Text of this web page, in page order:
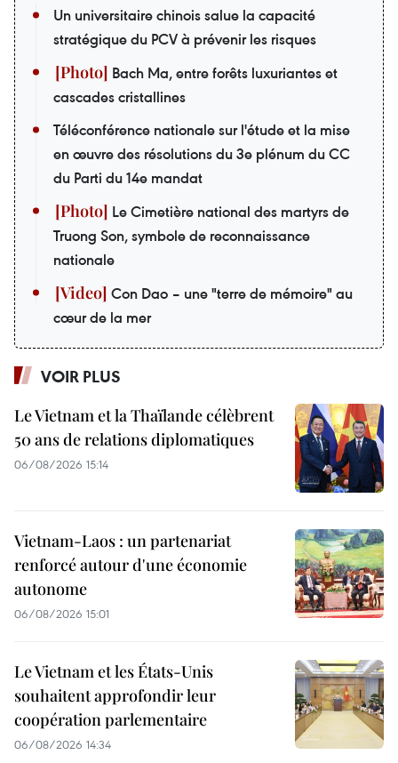
Un universitaire chinois salue la capacité
stratégique du PCV à prévenir les risques
Bach Ma, entre forêts luxuriantes et
cascades cristallines
Téléconférence nationale sur l'étude et la mise
en œuvre des résolutions du 3e plénum du CC
du Parti du 14e mandat
Le Cimetière national des martyrs de
Truong Son, symbole de reconnaissance
nationale
Con Dao – une "terre de mémoire" au
cœur de la mer
VOIR PLUS
Le Vietnam et la Thaïlande célèbrent
50 ans de relations diplomatiques
06/08/2026 15:14
Vietnam-Laos : un partenariat
renforcé autour d'une économie
autonome
06/08/2026 15:01
Le Vietnam et les États-Unis
souhaitent approfondir leur
coopération parlementaire
06/08/2026 14:34